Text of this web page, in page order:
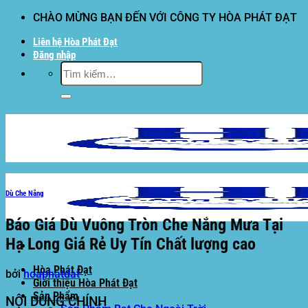
dung
CHÀO MỪNG BẠN ĐẾN VỚI CÔNG TY HÒA PHÁT ĐẠT
Liên hệ Hòa Phát Đạt
Đăng nhập
Tìm
kiếm:
Hòa Phát Đạt
Giới thiệu Hòa Phát Đạt
Sản Phẩm
Dù Che Nắng
Báo Giá Dù Vuông Tròn Che Nắng Mưa Tại
Hạ Long Giá Rẻ Uy Tín Chất lượng cao
bởihoaphatdat
NỘI DUNG CHÍNH